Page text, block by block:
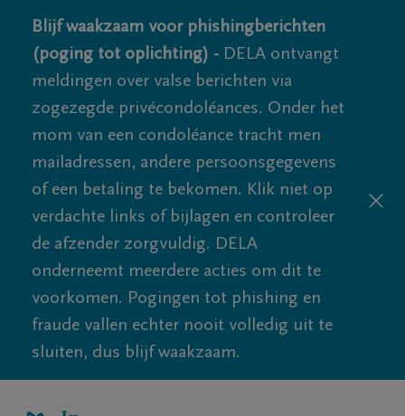
Blijf waakzaam voor phishingberichten
(poging tot oplichting) - DELA ontvangt
meldingen over valse berichten via
zogezegde privécondoléances. Onder het
mom van een condoléance tracht men
mailadressen, andere persoonsgegevens
of een betaling te bekomen. Klik niet op
verdachte links of bijlagen en controleer
de afzender zorgvuldig. DELA
onderneemt meerdere acties om dit te
voorkomen. Pogingen tot phishing en
fraude vallen echter nooit volledig uit te
sluiten, dus blijf waakzaam.